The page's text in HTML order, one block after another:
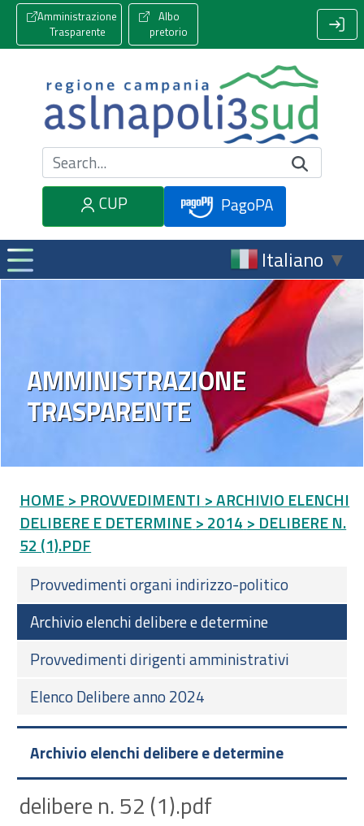
Amministrazione
Trasparente
Albo
pretorio
Cerca nel sito
CUP
PagoPA
Italiano ▼
AMMINISTRAZIONE
TRASPARENTE
HOME > PROVVEDIMENTI > ARCHIVIO ELENCHI
DELIBERE E DETERMINE > 2014 > DELIBERE N.
52 (1).PDF
Provvedimenti organi indirizzo-politico
Archivio elenchi delibere e determine
Provvedimenti dirigenti amministrativi
Elenco Delibere anno 2024
Archivio elenchi delibere e determine
delibere n. 52 (1).pdf